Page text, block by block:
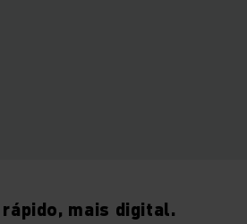
mais digital.